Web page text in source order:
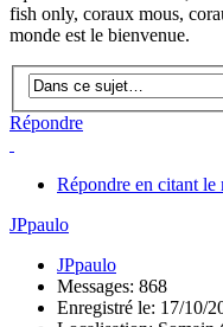
fish only, coraux mous,
monde est le bienvenue.
Répondre
Répondre en citant le
JPpaulo
JPpaulo
Messages: 868
Enregistré le: 17/10/